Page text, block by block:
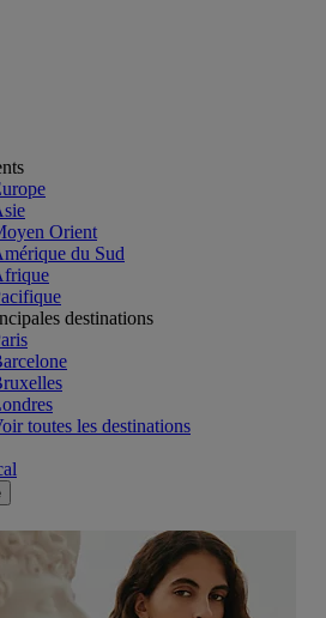
Orient
du Sud
destinations
toutes les destinations